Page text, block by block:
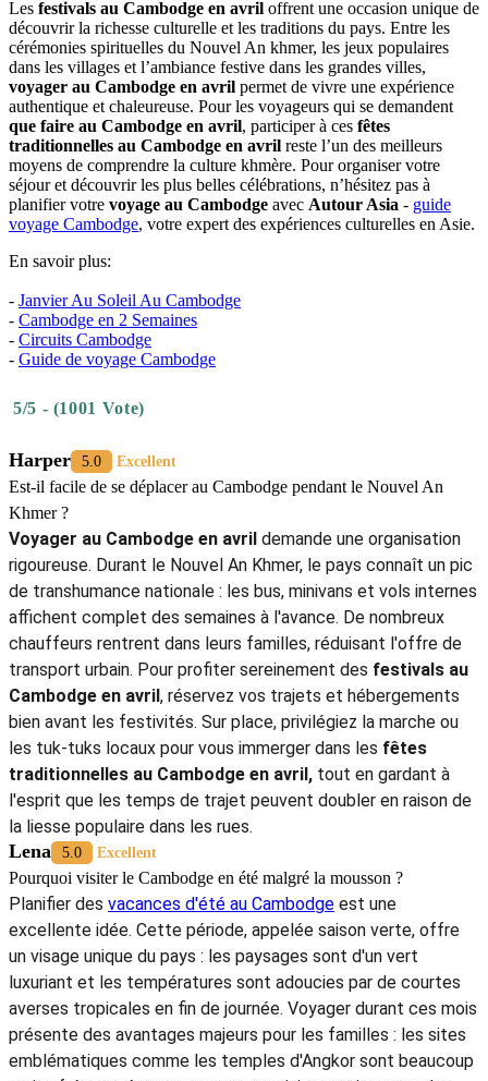
Prévoyez vos stocks de produits essentiels avant le début des
festivités.
Protégez vos effets personnels: Si vous prévoyez de faire au
Cambodge en avrilles célèbres batailles d'eau, achetez des
pochettes étanches pour vos téléphones, passeports et
appareils photo. Personne n'est épargné par les jets d'eau dans
les rues !
Respectez l'étiquette dans les pagodes: Même par forte
chaleur, une tenue décente (épaules et genoux couverts) est
obligatoire pour visiter les temples et participer auxfêtes
traditionnelles au Cambodge en avril.
Jouez le jeu avec courtoisie: Participez aux célébrations avec
ou les personnes transportant de la nourriture lors des jeux
Lesfestivals au Cambodge en avril
découvrir la richesse culturelle et les traditions du pays. Entre les
cérémonies spirituelles du Nouvel An khmer, les jeux populaires
voyager au Cambodge en avril
authentique et chaleureuse. Pour les voyageurs qui se demandent
traditionnelles au Cambodge en avril
moyens de comprendre la culture khmère. Pour organiser votre
séjour et découvrir les plus belles célébrations, n’hésitez pas à
planifier votre
voyage Cambodge, votre expert des expériences culturelles en Asie.
En savoir plus:
-Janvier Au Soleil Au Cambodge
Cambodge en 2 Semaines
-Circuits Cambodge
-Guide de voyage Cambodge
5/5 - (1001 Vote)
Harper 5.0 Excellent
Est-il facile de se déplacer au Cambodge pendant le Nouvel An
Khmer ?
Voyager au Cambodge en avril
rigoureuse. Durant le Nouvel An Khmer, le pays connaît un pic
de transhumance nationale : les bus, minivans et vols internes
affichent complet des semaines à l'avance. De nombreux
chauffeurs rentrent dans leurs familles, réduisant l'offre de
transport urbain. Pour profiter sereinement des festivals au
Cambodge en avril, réservez vos trajets et hébergements
bien avant les festivités. Sur place, privilégiez la marche ou
les tuk-tuks locaux pour vous immerger dans lesfêtes